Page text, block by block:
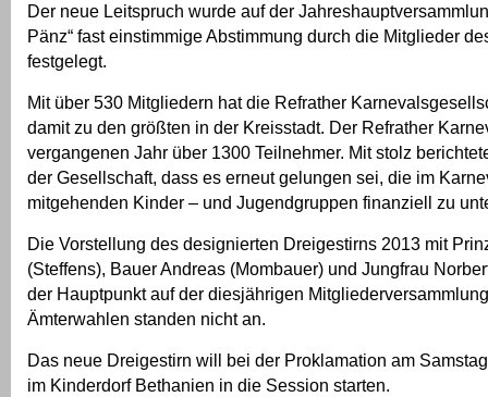
Der neue Leitspruch wurde auf der
Pänz“ fast einstimmige Abstimmung durch die Mitglieder
festgelegt.
Mit über 530 Mitgliedern hat die Refrather
damit zu den größten in der Kreisstadt. Der Refrather
vergangenen Jahr über 1300 Teilnehmer. Mit stolz
der Gesellschaft, dass es erneut gelungen sei, die im
mitgehenden Kinder – und Jugendgruppen finanziell zu
Die Vorstellung des designierten Dreigestirns 2013 mit
(Steffens), Bauer Andreas (Mombauer) und Jungfrau
der Hauptpunkt auf der diesjährigen
Ämterwahlen standen nicht an.
Das neue Dreigestirn will bei der Proklamation am
im Kinderdorf Bethanien in die Session starten.